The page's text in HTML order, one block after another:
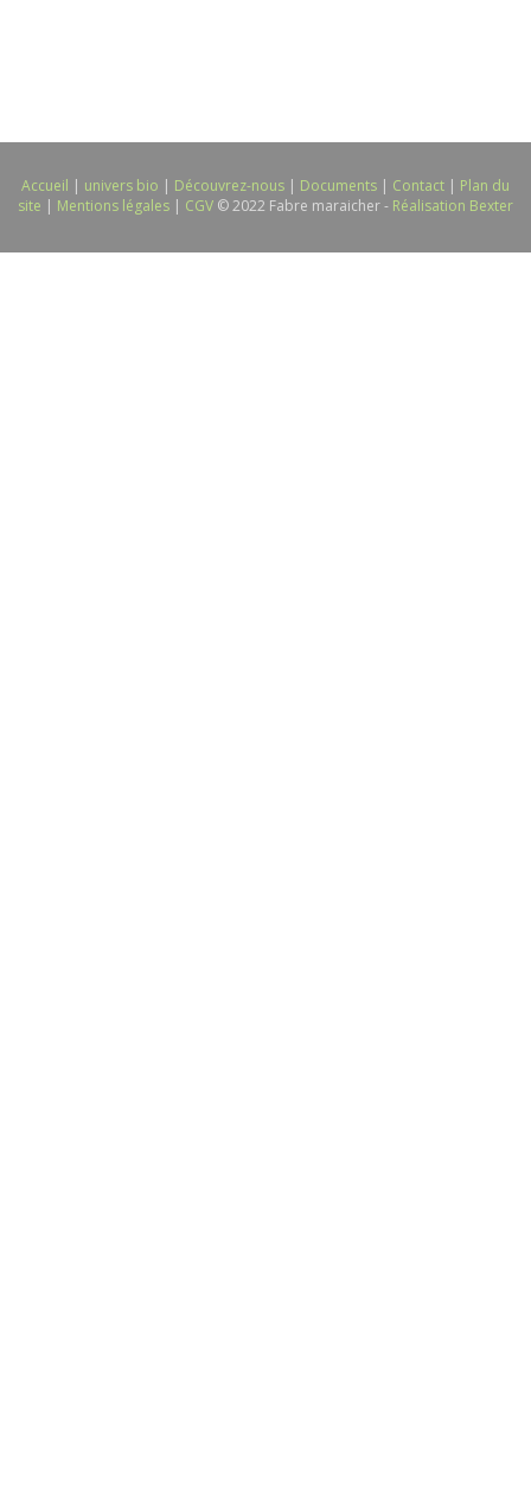
Accueil | univers bio | Découvrez-nous | Documents | Contact | Plan du
site | Mentions légales | CGV © 2022 Fabre maraicher - Réalisation Bexter